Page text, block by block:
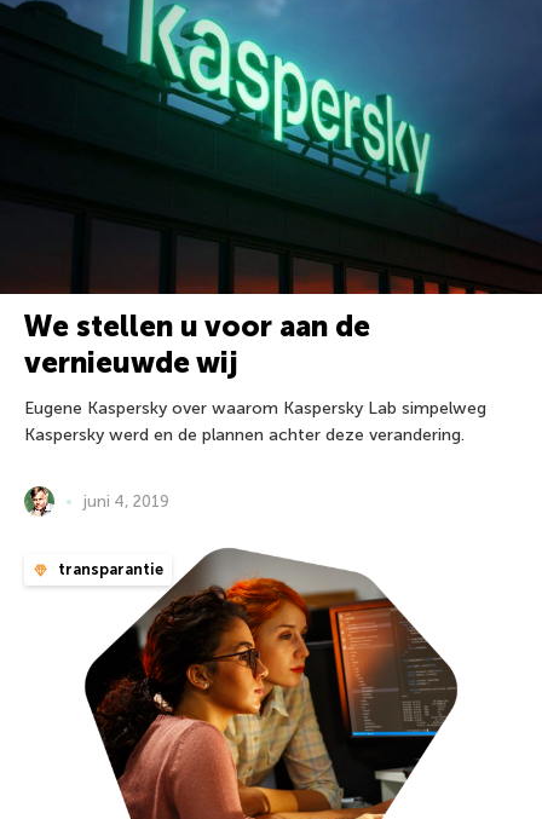
We stellen u voor aan de
vernieuwde wij
Eugene Kaspersky over waarom Kaspersky Lab simpelweg
Kaspersky werd en de plannen achter deze verandering.
juni 4, 2019
transparantie